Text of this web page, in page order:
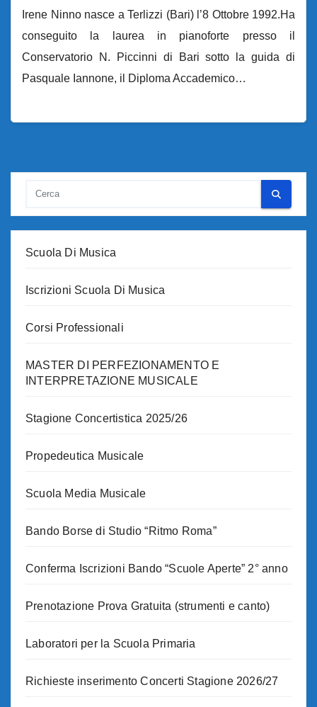
Irene Ninno nasce a Terlizzi (Bari) l’8 Ottobre 1992.Ha
conseguito la laurea in pianoforte presso il
Conservatorio N. Piccinni di Bari sotto la guida di
Pasquale Iannone, il Diploma Accademico…
Scuola Di Musica
Iscrizioni Scuola Di Musica
Corsi Professionali
MASTER DI PERFEZIONAMENTO E
INTERPRETAZIONE MUSICALE
Stagione Concertistica 2025/26
Propedeutica Musicale
Scuola Media Musicale
Bando Borse di Studio “Ritmo Roma”
Conferma Iscrizioni Bando “Scuole Aperte” 2° anno
Prenotazione Prova Gratuita (strumenti e canto)
Laboratori per la Scuola Primaria
Richieste inserimento Concerti Stagione 2026/27